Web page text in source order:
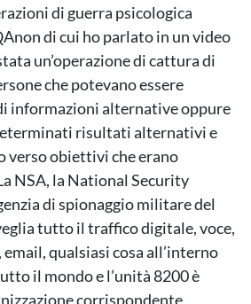
di guerra psicologica
di cui ho parlato in un video
un’operazione di cattura di
che potevano essere
informazioni alternative oppure
risultati alternativi e
verso obiettivi che erano
NSA, la National Security
di spionaggio militare del
tutto il traffico digitale, voce,
qualsiasi cosa all’interno
il mondo e l’unità 8200 è
corrispondente